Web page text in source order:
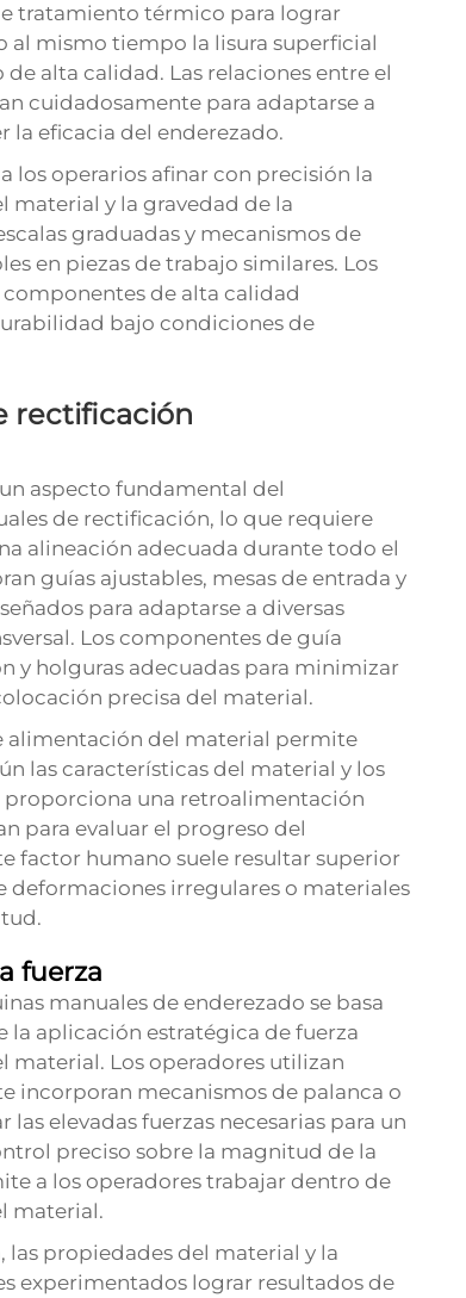
tratamiento térmico para lograr
al mismo tiempo la lisura superficial
alta calidad. Las relaciones entre el
cuidadosamente para adaptarse a
la eficacia del enderezado.
los operarios afinar con precisión la
material y la gravedad de la
graduadas y mecanismos de
en piezas de trabajo similares. Los
de alta calidad
bajo condiciones de
rectificación
aspecto fundamental del
de rectificación, lo que requiere
alineación adecuada durante todo el
guías ajustables, mesas de entrada y
para adaptarse a diversas
Los componentes de guía
y holguras adecuadas para minimizar
precisa del material.
alimentación del material permite
las características del material y los
una retroalimentación
para evaluar el progreso del
factor humano suele resultar superior
deformaciones irregulares o materiales
fuerza
manuales de enderezado se basa
aplicación estratégica de fuerza
material. Los operadores utilizan
incorporan mecanismos de palanca o
elevadas fuerzas necesarias para un
preciso sobre la magnitud de la
a los operadores trabajar dentro de
material.
propiedades del material y la
experimentados lograr resultados de